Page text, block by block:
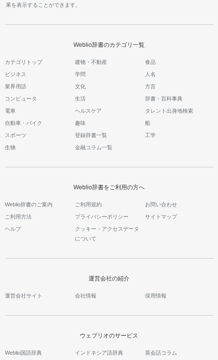
果を表示することができます。
Weblio辞書のカテゴリ一覧
カテゴリトップ 建物・不動産 食品
ビジネス 学問 人名
業界用語 文化 方言
コンピュータ 生活 辞書・百科事典
電車 ヘルスケア タレント出身地検索
自動車・バイク 趣味 船
スポーツ 登録辞書一覧 工学
生物 金融コラム一覧
Weblio辞書をご利用の方へ
Weblio辞書のご案内 ご利用規約 お問い合わせ
ご利用方法 プライバシーポリシー サイトマップ
ヘルプ
クッキー・アクセスデータ
について
運営会社の紹介
運営会社サイト 会社情報 採用情報
ウェブリオのサービス
Weblio国語辞典 インドネシア語辞典 英会話コラム